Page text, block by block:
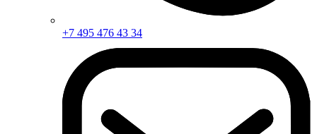
+7 495 476 43 34